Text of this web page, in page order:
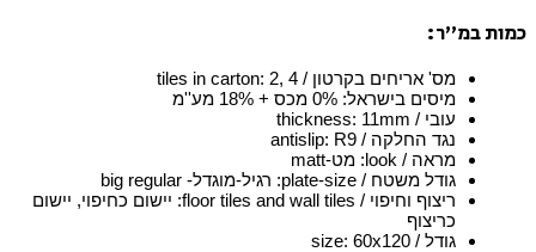
כמות במ”ר:
מס' אריחים בקרטון / tiles in carton : 2, 4
מיסים בישראל: 0% מכס + 18% מע''מ
עובי / thickness
: 11mm
נגד החלקה / antislip
: R9
מראה / look
: מט-matt
גודל משטח / plate-size
: רגיל-מוגדל- big regular
ריצוף וחיפוי / floor tiles and wall tiles
: יישום כחיפוי, יישום
כריצוף
גודל / size
:60x120